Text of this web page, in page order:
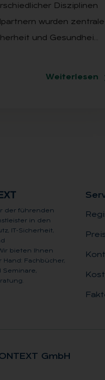
Disziplinen
wurden zentrale
und Gesundhei…
Weiterlesen
der führenden
in den
IT-Sicherheit,
bieten Ihnen
Fachbücher,
Seminare,
GmbH